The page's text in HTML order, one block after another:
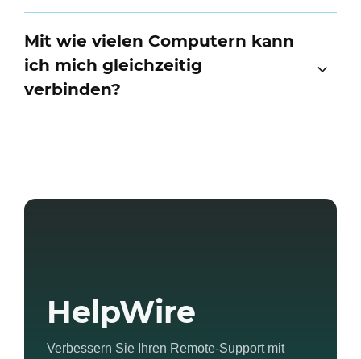
Mit wie vielen Computern kann
ich mich gleichzeitig
verbinden?
HelpWire
Verbessern Sie Ihren Remote-Support mit